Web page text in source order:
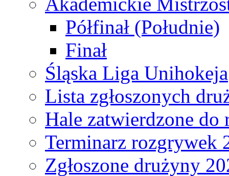
Półfinał (Południe)
Finał
Śląska Liga Unihokeja
Lista zgłoszonych
Hale zatwierdzone do
Terminarz rozgrywek
Zgłoszone drużyny